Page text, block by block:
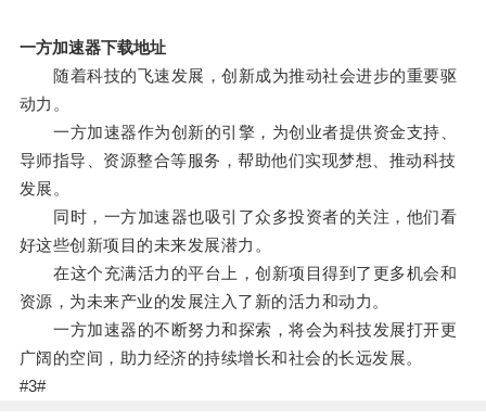
一方加速器下载地址
随着科技的飞速发展，创新成为推动社会进步的重要驱
动力。
一方加速器作为创新的引擎，为创业者提供资金支持、
导师指导、资源整合等服务，帮助他们实现梦想、推动科技
发展。
同时，一方加速器也吸引了众多投资者的关注，他们看
好这些创新项目的未来发展潜力。
在这个充满活力的平台上，创新项目得到了更多机会和
资源，为未来产业的发展注入了新的活力和动力。
一方加速器的不断努力和探索，将会为科技发展打开更
广阔的空间，助力经济的持续增长和社会的长远发展。
#3#